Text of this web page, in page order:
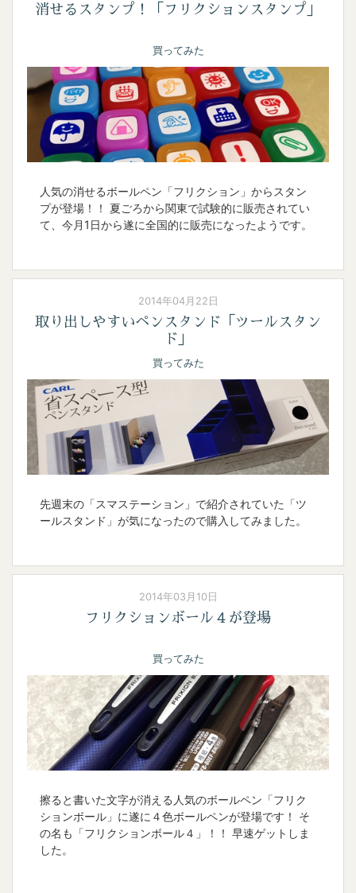
消せるスタンプ！「フリクションスタンプ」
買ってみた
人気の消せるボールペン「フリクション」からスタン
プが登場！！ 夏ごろから関東で試験的に販売されてい
て、今月1日から遂に全国的に販売になったようです。
2014年04月22日
取り出しやすいペンスタンド「ツールスタン
ド」
買ってみた
先週末の「スマステーション」で紹介されていた「ツ
ールスタンド」が気になったので購入してみました。
2014年03月10日
フリクションボール４が登場
買ってみた
擦ると書いた文字が消える人気のボールペン「フリク
ションボール」に遂に４色ボールペンが登場です！ そ
の名も「フリクションボール４」！！ 早速ゲットしま
した。